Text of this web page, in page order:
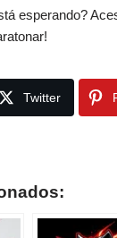
esperando?
Twitter